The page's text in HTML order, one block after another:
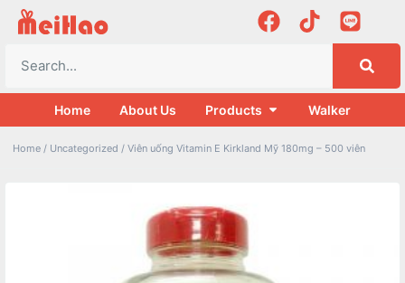
Home About Us Products Walker
Home / Uncategorized / Viên uống Vitamin E Kirkland Mỹ 180mg – 500 viên